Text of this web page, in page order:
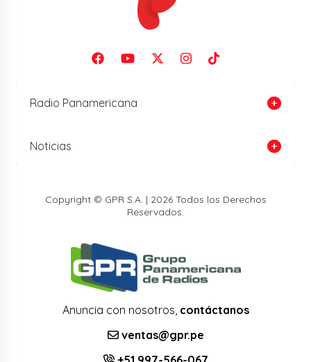
Radio Panamericana
Noticias
Copyright © GPR S.A. | 2026 Todos los Derechos
Reservados.
Anuncia con nosotros, contáctanos
ventas@gpr.pe